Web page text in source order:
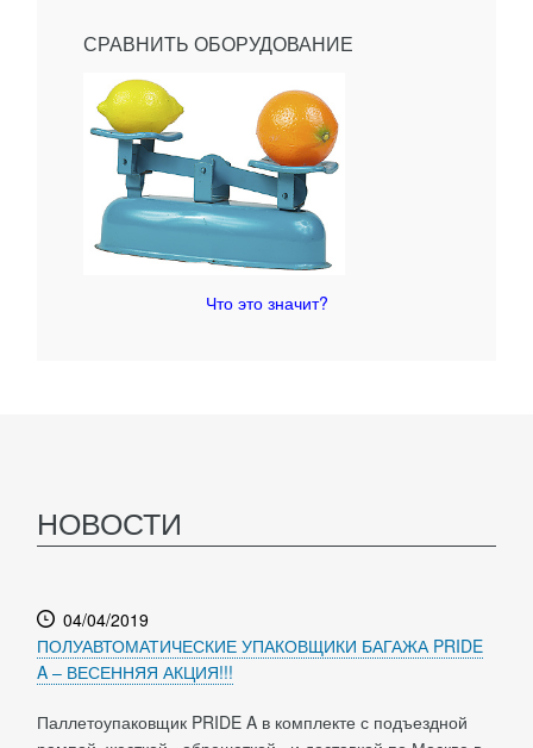
СРАВНИТЬ ОБОРУДОВАНИЕ
Что это значит?
НОВОСТИ
04/04/2019
ПОЛУАВТОМАТИЧЕСКИЕ УПАКОВЩИКИ БАГАЖА PRIDE
A – ВЕСЕННЯЯ АКЦИЯ!!!
Паллетоупаковщик PRIDE A в комплекте с подъездной